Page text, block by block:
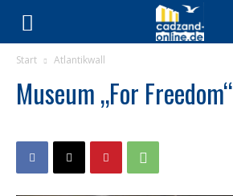
Start Atlantikwall
Museum „For Freedom“